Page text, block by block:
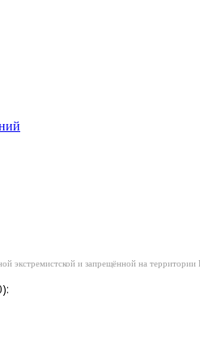
экстремистской и запрещённой на